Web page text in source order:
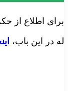
اطلاع از
در این باب،